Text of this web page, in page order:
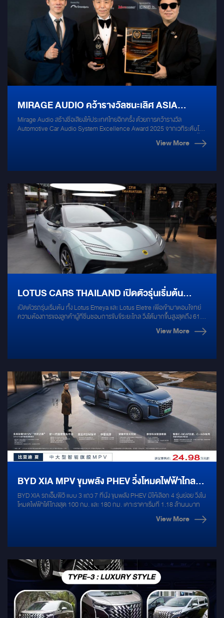
MIRAGE AUDIO คว้ารางวัลชนะเลิศ ASIA
AUTOMOTIVE AWARD 2025: ยืนหนึ่งด้านเครื่อง
Mirage Audio สร้างชื่อเสียงให้ประเทศไทยอีกครั้ง ด้วยการคว้ารางวัล
Automotive Car Audio System Excellence Award 2025 จากเวทีระดับโลก
Asia Automotive Award โดยเอาชนะคู่แข่งจาก 12 ประเทศทั่วเอเชีย รางวัลนี้
มอบโดย Grand Prix International เพื่อเชิดชูความเป็นเลิศด้านนวัตกรรมและ
View More
LOTUS CARS THAILAND เปิดตัวรุ่นเริ่มต้น
สำหรับ EMEYA และ ELETRE
เปิดตัวรถรุ่นเริ่มต้น ทั้ง Lotus Emeya และ Lotus Eletre เพื่อเข้ามาตอบโจทย์
ความต้องการของลูกค้าผู้ที่ชื่นชอบการขับขี่ระยะไกล วิ่งได้มากขึ้นสูงสุดถึง 610
View More
BYD XIA MPV ขุมพลัง PHEV วิ่งโหมดไฟฟ้าไกล
สุด 180 กม. เคาะราคาเริ่มที่ 1.18 ล้านนบาท
BYD XIA รถเอ็มพีวี แบบ 3 แถว 7 ที่นั่ง ขุมพลัง PHEV มีให้เลือก 4 รุ่นย่อย วิ่งใน
โหมดไฟฟ้าได้ไกลสุด 100 กม. และ 180 กม. เคาะราคาเริ่มที่ 1.18 ล้านนบาท
View More